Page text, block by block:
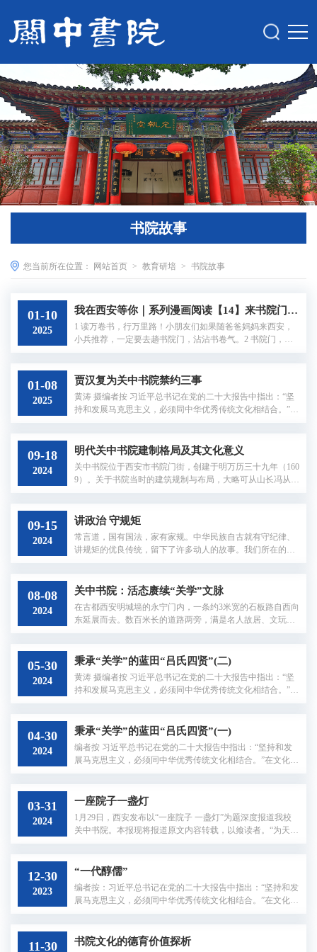
书院故事
您当前所在位置： 网站首页 > 教育研培 > 书院故事
01-10
2025
我在西安等你｜系列漫画阅读【14】来书院门感受关中书院的浓浓书卷气
1 读万卷书，行万里路！小朋友们如果随爸爸妈妈来西安，
小兵推荐，一定要去趟书院门，沾沾书卷气。2 书院门，位
特色街区。3 从西安钟楼南行，将至南门往东拐，便是书院
门古文化街，街口有一座古韵十足的高大牌楼，牌楼上方
是“书院门”三个金灿灿的颜体大字，两旁是“碑林藏国宝，书
院育人杰”的醒目对联。4 书院门古文化街上的关中书院是明
01-08
2025
贾汉复为关中书院禁约三事
黄涛 摄编者按 习近平总书记在党的二十大报告中指出：“坚
持和发展马克思主义，必须同中华优秀传统文化相结合。”在
发；凡水有源，方能奔涌。西安文理学院的历史，可溯源至1
609年明朝教育家冯从吾创办的关中书院，关中书院倡导
的“关学”精神，延续了“横渠先生”张载“为天地立心，为生民
立命，为往圣继绝学，为万世开太平”...
09-18
2024
明代关中书院建制格局及其文化意义
关中书院位于西安市书院门街，创建于明万历三十九年（160
9）。关于书院当时的建筑规制与布局，大略可从山长冯从吾
皆南向若翼。东西号房各六楹。此为书院讲学活动的主要场
所。此外，堂后有假山一座，三峰耸翠，宛然一小华山也。
堂前有方塘半亩，竖亭于中，砌石为桥。西南有及泉亭，引
水注塘。二门四楹，大门二楹。关于书院其它建筑的名称及
09-15
2024
讲政治 守规矩
常言道，国有国法，家有家规。中华民族自古就有守纪律、
讲规矩的优良传统，留下了许多动人的故事。我们所在的关
《士戒》20条，以负面清单的形式，立下了关中书院的规
矩。其中有：毋到人书房窥看私书薄籍，即不要偷窥别人秘
密；毋拣择衣服饮食及致饰车马，即不要有奢靡之风；毋结
交星相术士及扶鸾压镇，即不要搞迷信活动。...
08-08
2024
关中书院：活态赓续“关学”文脉
在古都西安明城墙的永宁门内，一条约3米宽的石板路自西向
东延展而去。数百米长的道路两旁，满是名人故居、文玩商
道路北侧一处清幽深院，其实就是给予此地以名号的陕西省
文保单位——关中书院。走进关中书院，街道上熙攘的叫卖
声和嬉闹声旋即变为阵阵蝉鸣。两侧有着几百年树龄的古
槐、皂荚，拥出一条笔直的中轴线伸向孔子立像及其身后
05-30
2024
秉承“关学”的蓝田“吕氏四贤”(二)
黄涛 摄编者按 习近平总书记在党的二十大报告中指出：“坚
持和发展马克思主义，必须同中华优秀传统文化相结合。”在
发；凡水有源，方能奔涌。西安文理学院的历史，可溯源至1
609年明朝教育家冯从吾创办的关中书院，关中书院倡导
的“关学”精神，延续了“横渠先生”张载“为天地立心，为生民
立命，为往圣继绝学，为万世开太平”...
04-30
2024
秉承“关学”的蓝田“吕氏四贤”(一)
编者按 习近平总书记在党的二十大报告中指出：“坚持和发
展马克思主义，必须同中华优秀传统文化相结合。”在文化传
凡水有源，方能奔涌。西安文理学院的历史，可溯源至1609
年明朝教育家冯从吾创办的关中书院，关中书院倡导的“关
学”精神，延续了“横渠先生”张载“为天地立心，为生民立
命，为往圣继绝学，为万世开太平”...
03-31
2024
一座院子一盏灯
1月29日，西安发布以“一座院子 一盏灯”为题深度报道我校
关中书院。本报现将报道原文内容转载，以飨读者。“为天地
一千年来，“横渠四句”传诵不绝，成为历代中国知识分子的
理想追求。习近平总书记在哲学社会科学工作座谈会上也引
用此话，强调“一切有理想、有抱负的哲学社会科学工作者都
应该立时代之潮头、通古今之变化、...
12-30
2023
“一代醇儒”
编者按：习近平总书记在党的二十大报告中指出：“坚持和发
展马克思主义，必须同中华优秀传统文化相结合。”在文化传
凡水有源，方能奔涌。西安文理学院的历史，可溯源至1609
11-30 书院文化的德育价值探析